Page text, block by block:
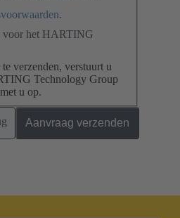
.
voor het HARTING
verzenden, verstuurt u
Technology Group
u op.
Aanvraag verzenden